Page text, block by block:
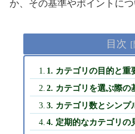
か、その基準やポイントにつ
目次
1. カテゴリの目的と重
2. カテゴリを選ぶ際の
3. カテゴリ数とシンプ
4. 定期的なカテゴリの